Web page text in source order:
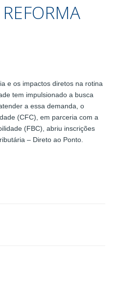
e os impactos diretos na rotina
tem impulsionado a busca
a essa demanda, o
(CFC), em parceria com a
(FBC), abriu inscrições
– Direto ao Ponto.